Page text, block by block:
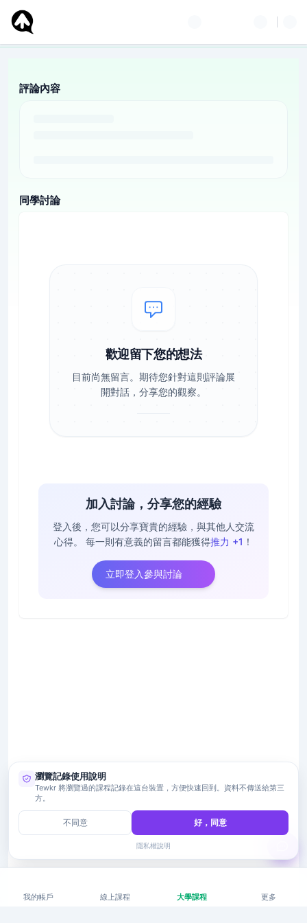
評論內容
同學討論
歡迎留下您的想法
目前尚無留言。期待您針對這則評論展
開對話，分享您的觀察。
加入討論，分享您的經驗
登入後，您可以分享寶貴的經驗，與其他人交流
心得。
每一則有意義的留言都能獲得推力 +1 ！
立即登入參與討論
我的帳戶 線上課程 大學課程 更多
瀏覽記錄使用說明
Tewkr 將瀏覽過的課程記錄在這台裝置，方便快速回到。資料不傳送給第三
方。
不同意 好，同意
隱私權說明